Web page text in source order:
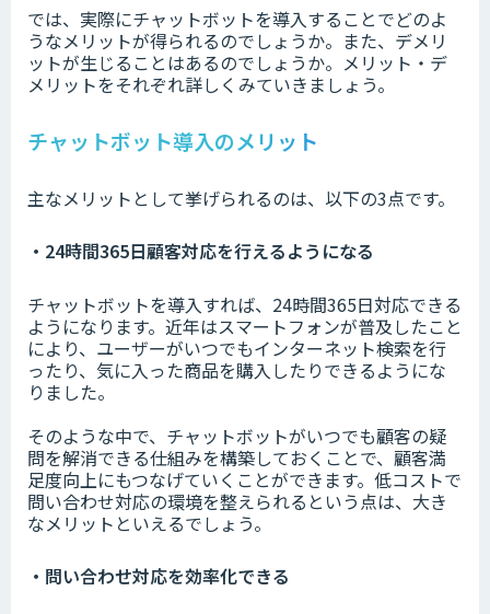
では、実際にチャットボットを導入することでどのよ
うなメリットが得られるのでしょうか。また、デメリ
ットが生じることはあるのでしょうか。メリット・デ
メリットをそれぞれ詳しくみていきましょう。
チャットボット導入のメリット
主なメリットとして挙げられるのは、以下の3点です。
・24時間365日顧客対応を行えるようになる
チャットボットを導入すれば、24時間365日対応できる
ようになります。近年はスマートフォンが普及したこと
により、ユーザーがいつでもインターネット検索を行
ったり、気に入った商品を購入したりできるようにな
りました。
そのような中で、チャットボットがいつでも顧客の疑
問を解消できる仕組みを構築しておくことで、顧客満
足度向上にもつなげていくことができます。低コストで
問い合わせ対応の環境を整えられるという点は、大き
なメリットといえるでしょう。
・問い合わせ対応を効率化できる